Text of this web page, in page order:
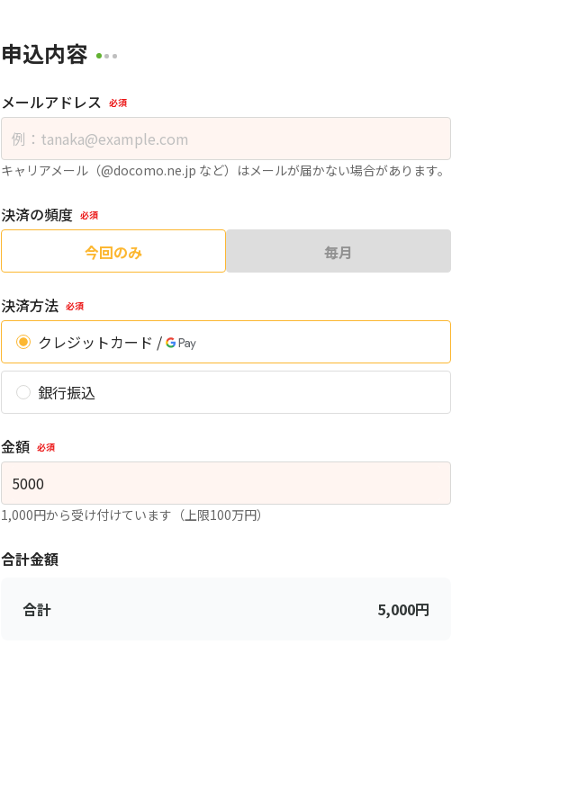
申込内容
メールアドレス 必須
キャリアメール（@docomo.ne.jp など）はメールが届かない場合があります。
決済の頻度 必須
今回のみ 毎月
決済方法 必須
クレジットカード /
銀行振込
金額 必須
1,000円から受け付けています（上限100万円）
合計金額
合計 5,000円